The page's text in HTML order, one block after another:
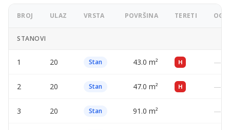
BROJ ULAZ VRSTA POVRŠINA TERETI
STANOVI
1 20 Stan 43.0 m² H —
2 20 Stan 47.0 m² H —
3 20 Stan 91.0 m² —